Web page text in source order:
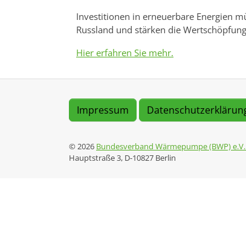
Investitionen in erneuerbare Energien
Russland und stärken die
Hier erfahren Sie mehr.
Impressum
© 2026 Bundesverband Wärmepumpe (BWP)
Hauptstraße 3, D-10827 Berlin